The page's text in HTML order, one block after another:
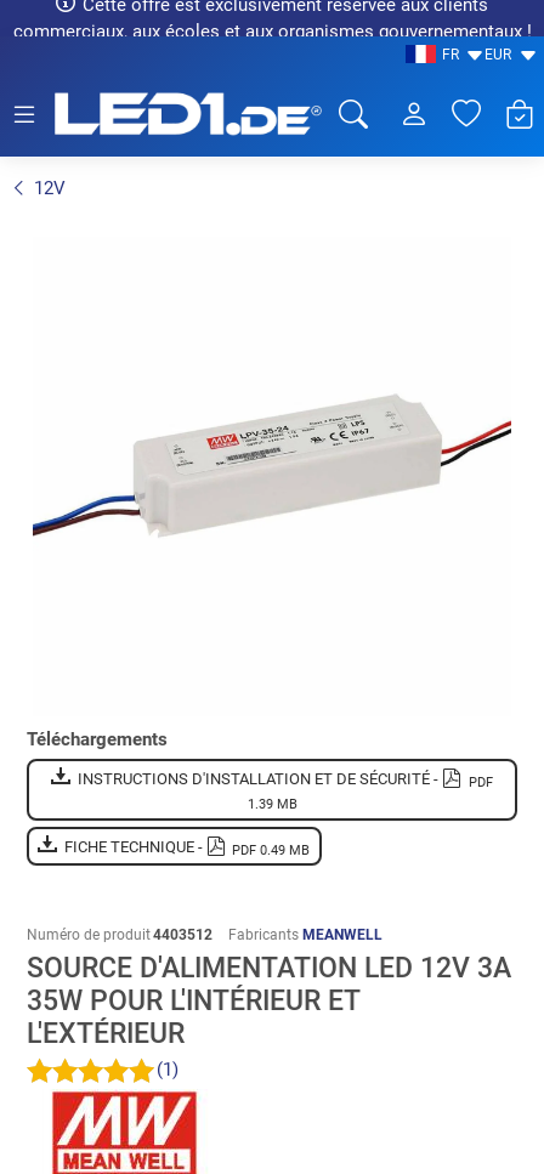
Cette offre est exclusivement réservée aux clients
commerciaux, aux écoles et aux organismes gouvernementaux !
FR EUR
12V
Téléchargements
INSTRUCTIONS D'INSTALLATION ET DE SÉCURITÉ -
PDF
1.39 MB
FICHE TECHNIQUE - PDF 0.49 MB
Numéro de produit4403512 Fabricants MEANWELL
SOURCE D'ALIMENTATION LED 12V 3A
35W POUR L'INTÉRIEUR ET
L'EXTÉRIEUR
(1)